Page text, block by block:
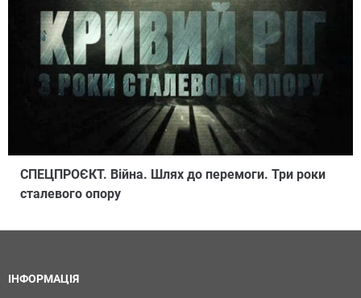
СПЕЦПРОЄКТ. Війна. Шлях до перемоги. Три роки
сталевого опору
ІНФОРМАЦІЯ